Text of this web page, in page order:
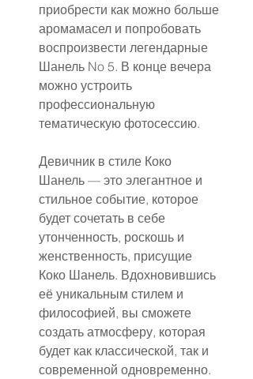
приобрести как можно больше
аромамасел и попробовать
воспроизвести легендарные
Шанель No 5. В конце вечера
можно устроить
профессиональную
тематическую фотосессию.
Девичник в стиле Коко
Шанель — это элегантное и
стильное событие, которое
будет сочетать в себе
утонченность, роскошь и
женственность, присущие
Коко Шанель. Вдохновившись
её уникальным стилем и
философией, вы сможете
создать атмосферу, которая
будет как классической, так и
современной одновременно.